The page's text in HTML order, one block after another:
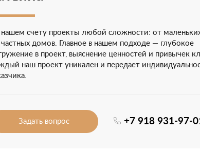
нашем счету проекты любой сложности: от
домов. Главное в нашем подходе — глубокое
в проект, выяснение ценностей и привычек
наш проект уникален и передает
Задать вопрос +7 918 931-97-